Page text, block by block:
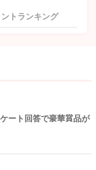
トランキング
ート回答で豪華賞品が